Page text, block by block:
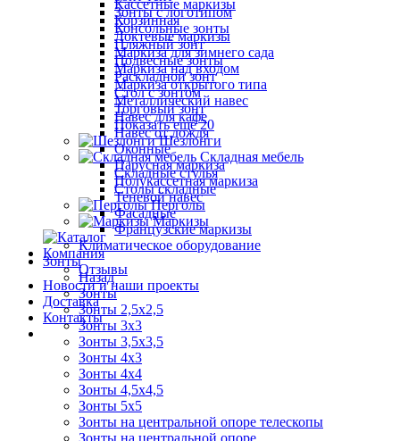
Зонты с логотипом
Консольные зонты
Пляжный зонт
Подвесные зонты
Раскладной зонт
Стол с зонтом
Торговый зонт
Показать ещё 20
Шезлонги
Складная мебель
Складные стулья
Столы складные
Перголы
Маркизы
Компания
Отзывы
Новости и наши проекты
Доставка
Контакты
Кассетные маркизы
Корзинная
Локтевые маркизы
Маркиза для зимнего сада
Маркиза над входом
Маркиза открытого типа
Металлический навес
Навес для кафе
Навес от дождя
Оконные
Парусная маркиза
Полукассетная маркиза
Теневой навес
Фасадные
Французские маркизы
Климатическое оборудование
Зонты
Назад
Зонты
Зонты 2,5х2,5
Зонты 3х3
Зонты 3,5х3,5
Зонты 4х3
Зонты 4х4
Зонты 4,5х4,5
Зонты 5х5
Зонты на центральной опоре телескопы
Зонты на центральной опоре